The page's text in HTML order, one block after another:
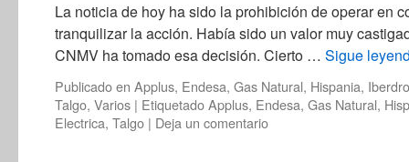
La noticia de hoy ha sido la prohibición de operar en
tranquilizar la acción. Había sido un valor muy
CNMV ha tomado esa decisión. Cierto … Sigue
Publicado en Applus, Endesa, Gas Natural, Hispania,
Talgo, Varios | EtiquetadoApplus, Endesa, Gas Natural,
Electrica, Talgo | Deja un comentario